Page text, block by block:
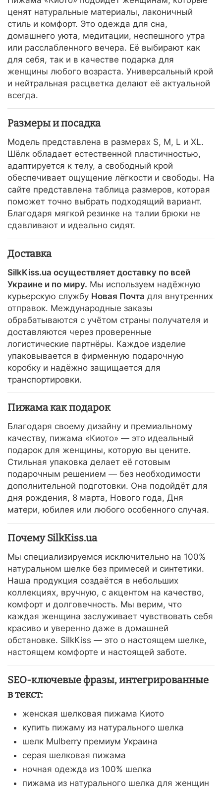
ценят натуральные материалы, лаконичный
стиль и комфорт. Это одежда для сна,
домашнего уюта, медитации, неспешного утра
или расслабленного вечера. Её выбирают как
для себя, так и в качестве подарка для
женщины любого возраста. Универсальный крой
и нейтральная расцветка делают её актуальной
всегда.
Размеры и посадка
Модель представлена в размерах S, M, L и XL.
Шёлк обладает естественной пластичностью,
адаптируется к телу, а свободный крой
обеспечивает ощущение лёгкости и свободы. На
сайте представлена таблица размеров, которая
поможет точно выбрать подходящий вариант.
Благодаря мягкой резинке на талии брюки не
сдавливают и идеально сидят.
Доставка
SilkKiss.ua осуществляет доставку по всей
Украине и по миру. Мы используем надёжную
курьерскую службу Новая Почта для внутренних
отправок. Международные заказы
обрабатываются с учётом страны получателя и
доставляются через проверенные
логистические партнёры. Каждое изделие
упаковывается в фирменную подарочную
коробку и надёжно защищается для
транспортировки.
Пижама как подарок
Благодаря своему дизайну и премиальному
качеству, пижама «Киото» — это идеальный
подарок для женщины, которую вы цените.
Стильная упаковка делает её готовым
подарочным решением — без необходимости
дополнительной подготовки. Она подойдёт для
дня рождения, 8 марта, Нового года, Дня
матери, юбилея или любого особенного случая.
Почему SilkKiss.ua
Мы специализируемся исключительно на 100%
натуральном шелке без примесей и синтетики.
Наша продукция создаётся в небольших
коллекциях, вручную, с акцентом на качество,
комфорт и долговечность. Мы верим, что
каждая женщина заслуживает чувствовать себя
красиво и уверенно даже в домашней
обстановке. SilkKiss — это о настоящем шелке,
настоящем комфорте и настоящей заботе.
SEO-ключевые фразы, интегрированные
в текст:
женская шелковая пижама Киото
купить пижаму из натурального шелка
шелк Mulberry премиум Украина
серая шелковая пижама
ночная одежда из 100% шелка
пижама из натурального шелка для женщин